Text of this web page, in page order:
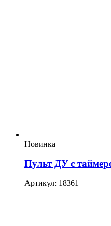
Новинка
Пульт ДУ с
Артикул: 18361